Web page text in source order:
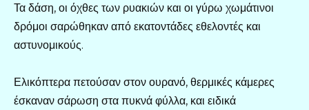
Τα δάση, οι όχθες των ρυακιών και οι γύρω χωμάτινοι
δρόμοι σαρώθηκαν από εκατοντάδες εθελοντές και
αστυνομικούς.
Ελικόπτερα πετούσαν στον ουρανό, θερμικές κάμερες
έσκαναν σάρωση στα πυκνά φύλλα, και ειδικά